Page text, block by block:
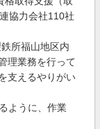
協力会社110社
所福山地区内
理業務を行って
支えるやりがい
ように、作業